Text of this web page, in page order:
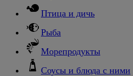
Птица и дичь
Рыба
Морепродукты
Соусы и блюда с ними